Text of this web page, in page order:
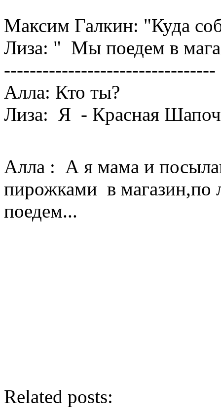
Максим Галкин: "Куда
Лиза: " Мы поедем в
---------------------------------
Алла: Кто ты?
Лиза: Я - Красная
Алла : А я мама и
пирожками в магазин,по
поедем...
Related posts: